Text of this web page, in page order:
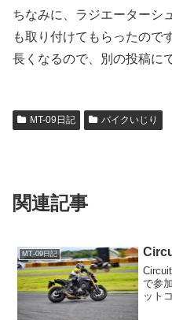
ちなみに、ラジエーターシ
も取り付けてもらったので
長くなるので、別の投稿に
MT-09日記 バイクいじり
関連記事
MT-09日記
で参
ット